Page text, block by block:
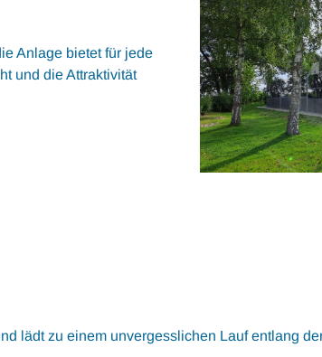
Anlage bietet für jede
und die Attraktivität
lädt zu einem unvergesslichen Lauf entlang